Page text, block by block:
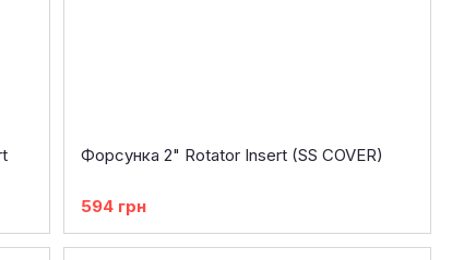
Форсунка 2" Rotator Insert (SS COVER)
594 грн